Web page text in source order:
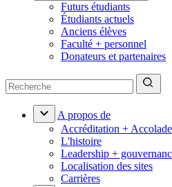
Futurs étudiants
Étudiants actuels
Anciens élèves
Faculté + personnel
Donateurs et partenaires
A propos de
Accréditation +
L'histoire
Leadership +
Localisation des sites
Carrières